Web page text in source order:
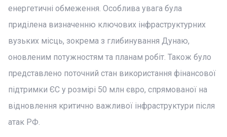
енергетичні обмеження. Особлива увага була
приділена визначенню ключових інфраструктурних
вузьких місць, зокрема з глибинування Дунаю,
оновленим потужностям та планам робіт. Також було
представлено поточний стан використання фінансової
підтримки ЄС у розмірі 50 млн євро, спрямованої на
відновлення критично важливої інфраструктури після
атак РФ.